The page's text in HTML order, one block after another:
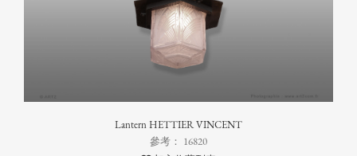
Lantern HETTIER VINCENT
參考： 16820